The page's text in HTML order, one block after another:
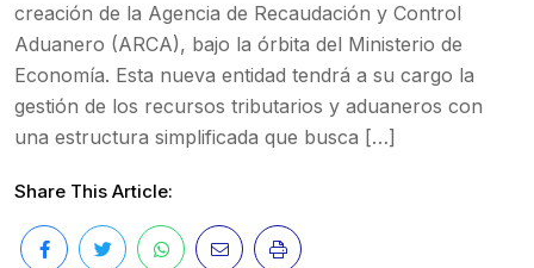
creación de la Agencia de Recaudación y Control
Aduanero (ARCA), bajo la órbita del Ministerio de
Economía. Esta nueva entidad tendrá a su cargo la
gestión de los recursos tributarios y aduaneros con
una estructura simplificada que busca […]
Share This Article: